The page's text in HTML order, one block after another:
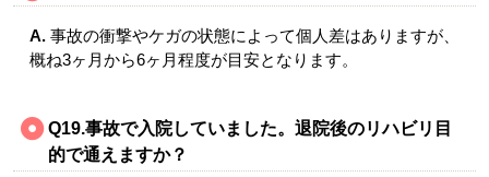
A. 事故の衝撃やケガの状態によって個人差はありますが、
概ね3ヶ月から6ヶ月程度が目安となります。
Q19.事故で入院していました。退院後のリハビリ目
的で通えますか？